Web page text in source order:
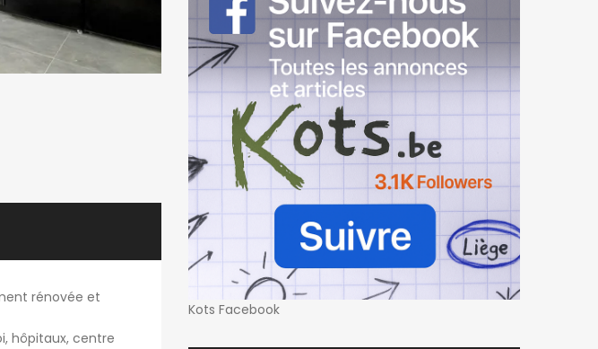
rénovée et
hôpitaux, centre
Kots Facebook